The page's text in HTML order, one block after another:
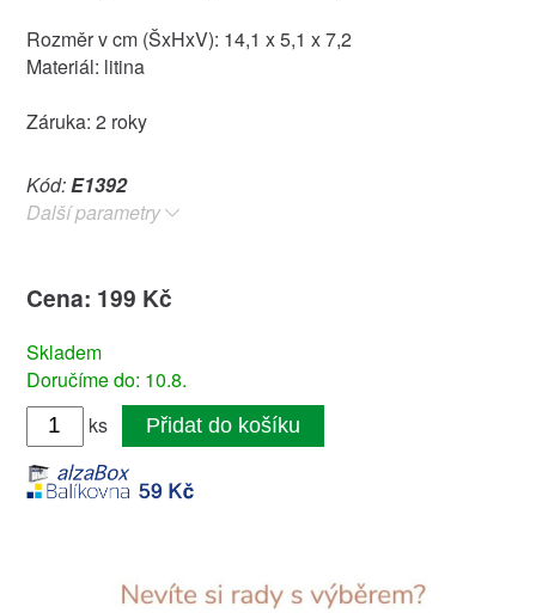
Rozměr v cm (ŠxHxV): 14,1 x 5,1 x 7,2
Materiál: litina
Záruka: 2 roky
Kód:E1392
Další parametry
Cena: 199 Kč
Skladem
Doručíme do: 10.8.
ks
Přidat do košíku